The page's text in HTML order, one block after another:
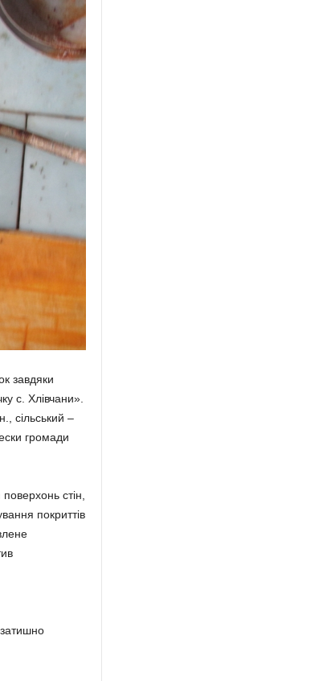
завдяки
с. Хлівчани».
сільський –
громади
стін,
покриттів